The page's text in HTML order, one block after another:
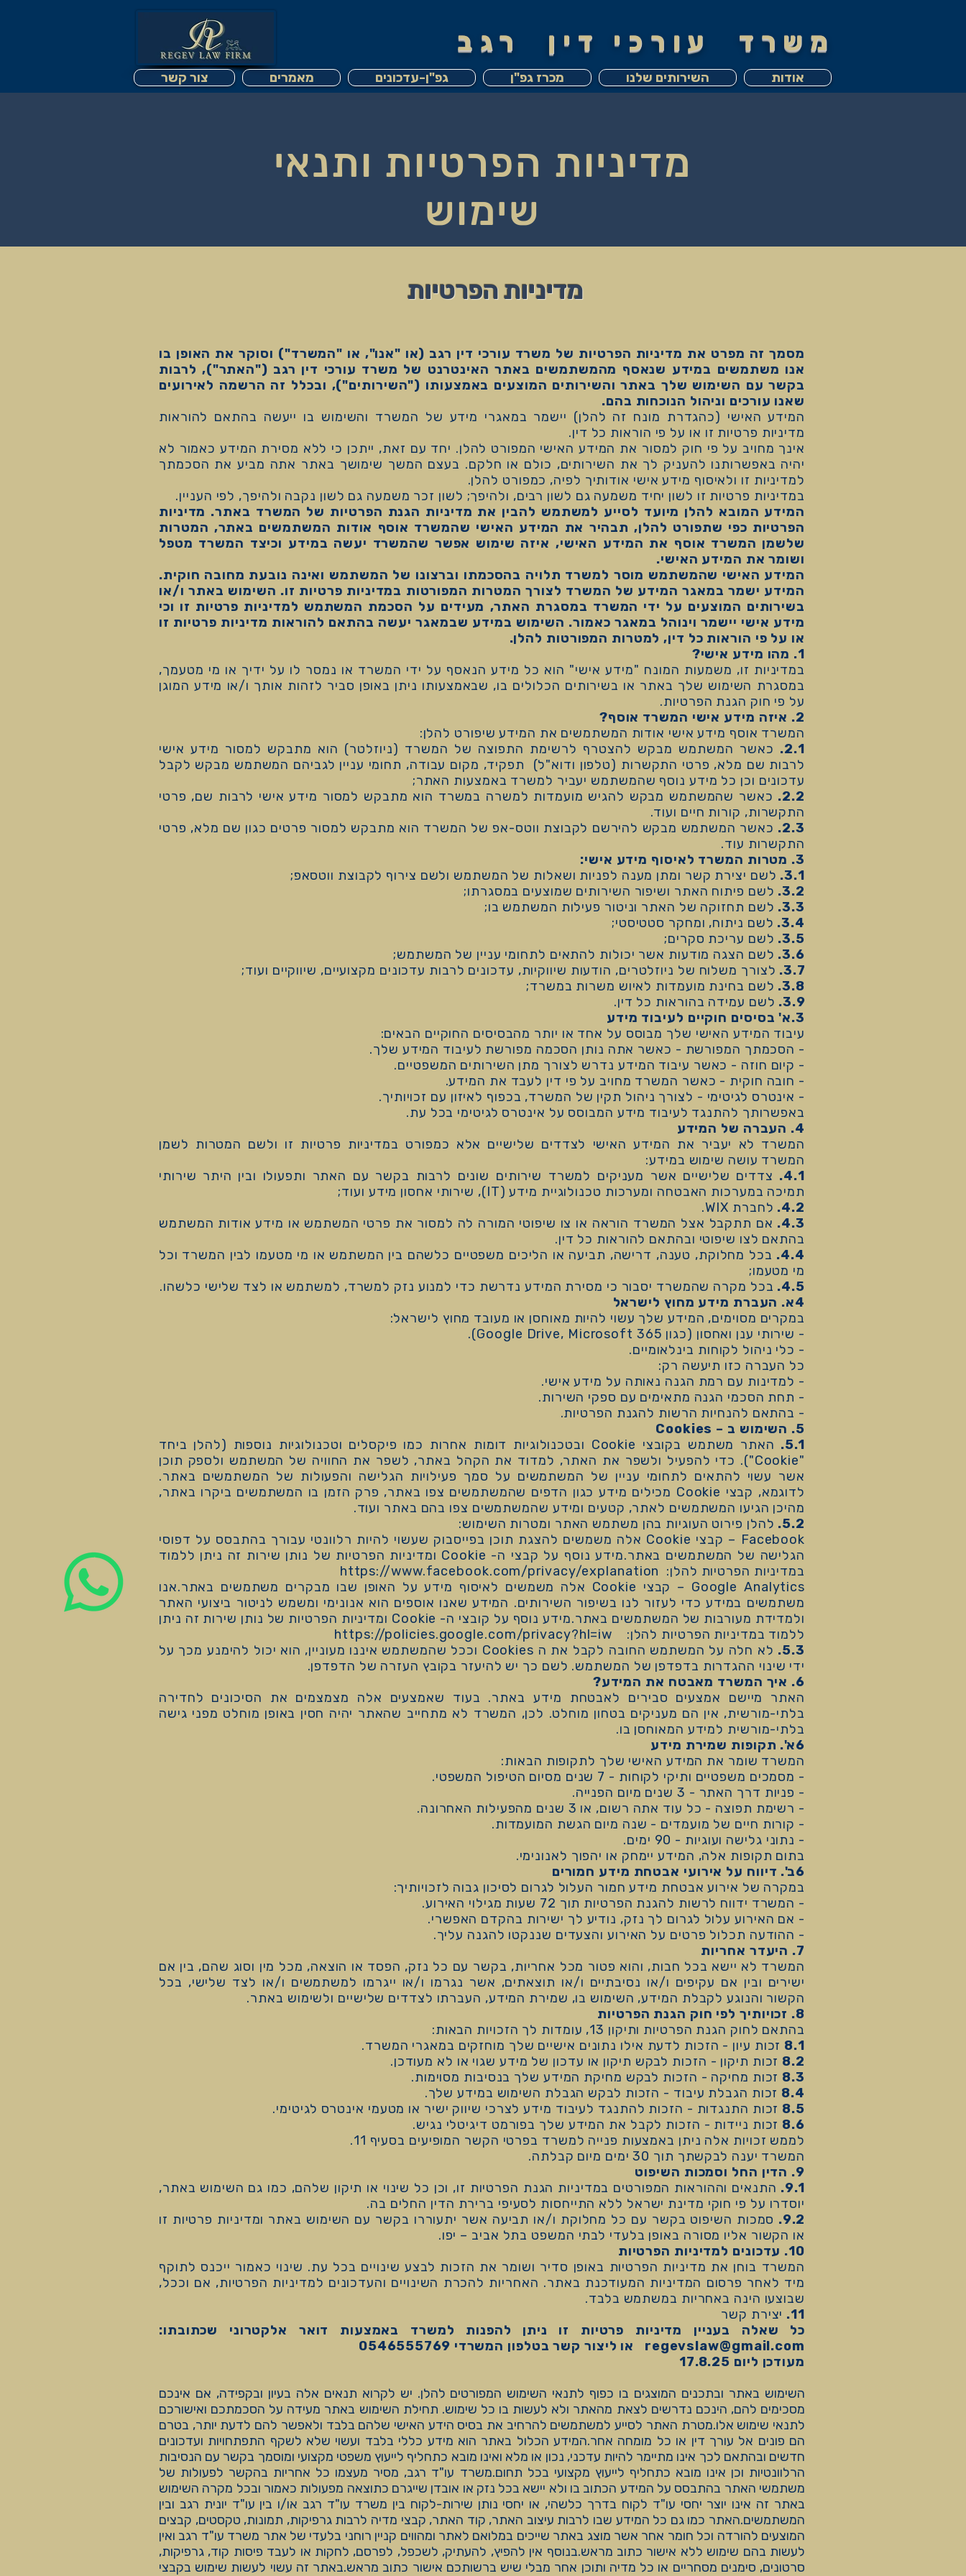
משרד עורכי דין רגב
אודות השירותים שלנו מכרז גפ"ן גפ"ן-עדכונים מאמרים צור קשר
מדיניות הפרטיות ותנאי
שימוש
מדיניות הפרטיות
מסמך זה מפרט את מדיניות הפרטיות של משרד עורכי דין רגב (או "אנו", או "המשרד") וסוקר את האופן בו
אנו משתמשים במידע שנאסף מהמשתמשים באתר האינטרנט של משרד עורכי דין רגב ("האתר"), לרבות
בקשר עם השימוש שלך באתר והשירותים המוצעים באמצעותו ("השירותים"), ובכלל זה הרשמה לאירועים
שאנו עורכים וניהול הנוכחות בהם.
המידע האישי (כהגדרת מונח זה להלן) יישמר במאגרי מידע של המשרד והשימוש בו ייעשה בהתאם להוראות
מדיניות פרטיות זו או על פי הוראות כל דין.
אינך מחויב על פי חוק למסור את המידע האישי המפורט להלן. יחד עם זאת, ייתכן כי ללא מסירת המידע כאמור לא
יהיה באפשרותנו להעניק לך את השירותים, כולם או חלקם. בעצם המשך שימושך באתר אתה מביע את הסכמתך
למדיניות זו ולאיסוף מידע אישי אודותיך לפיה, כמפורט להלן.
במדיניות פרטיות זו לשון יחיד משמעה גם לשון רבים, ולהיפך; לשון זכר משמעה גם לשון נקבה ולהיפך, לפי העניין.
המידע המובא להלן מיועד לסייע למשתמש להבין את מדיניות הגנת הפרטיות של המשרד באתר. מדיניות
הפרטיות כפי שתפורט להלן, תבהיר את המידע האישי שהמשרד אוסף אודות המשתמשים באתר, המטרות
שלשמן המשרד אוסף את המידע האישי, איזה שימוש אפשר שהמשרד יעשה במידע וכיצד המשרד מטפל
ושומר את המידע האישי.
המידע האישי שהמשתמש מוסר למשרד תלויה בהסכמתו וברצונו של המשתמש ואינה נובעת מחובה חוקית.
המידע ישמר במאגר המידע של המשרד לצורך המטרות המפורטות במדיניות פרטיות זו. השימוש באתר ו/או
בשירותים המוצעים על ידי המשרד במסגרת האתר, מעידים על הסכמת המשתמש למדיניות פרטיות זו וכי
מידע אישי יישמר וינוהל במאגר כאמור. השימוש במידע שבמאגר יעשה בהתאם להוראות מדיניות פרטיות זו
או על פי הוראות כל דין, למטרות המפורטות להלן.
1. מהו מידע אישי?
במדיניות זו, משמעות המונח "מידע אישי" הוא כל מידע הנאסף על ידי המשרד או נמסר לו על ידיך או מי מטעמך,
במסגרת השימוש שלך באתר או בשירותים הכלולים בו, שבאמצעותו ניתן באופן סביר לזהות אותך ו/או מידע המוגן
על פי חוק הגנת הפרטיות.
2. איזה מידע אישי המשרד אוסף?
המשרד אוסף מידע אישי אודות המשתמשים את המידע שיפורט להלן:
2.1.
כאשר המשתמש מבקש להצטרף לרשימת התפוצה של המשרד (ניוזלטר) הוא מתבקש למסור מידע אישי
לרבות שם מלא, פרטי התקשרות (טלפון ודוא"ל) תפקיד, מקום עבודה, תחומי עניין לגביהם המשתמש מבקש לקבל
עדכונים וכן כל מידע נוסף שהמשתמש יעביר למשרד באמצעות האתר;
2.2.
כאשר שהמשתמש מבקש להגיש מועמדות למשרה במשרד הוא מתבקש למסור מידע אישי לרבות שם, פרטי
התקשרות, קורות חיים ועוד.
2.3.
כאשר המשתמש מבקש להירשם לקבוצת ווטס-אפ של המשרד הוא מתבקש למסור פרטים כגון שם מלא, פרטי
התקשרות עוד.
3. מטרות המשרד לאיסוף מידע אישי:
3.1. לשם יצירת קשר ומתן מענה לפניות ושאלות של המשתמש ולשם צירוף לקבוצת ווטסאפ;
3.2. לשם פיתוח האתר ושיפור השירותים שמוצעים במסגרתו;
3.3. לשם תחזוקה של האתר וניטור פעילות המשתמש בו;
3.4. לשם ניתוח, ומחקר סטטיסטי;
3.5. לשם עריכת סקרים;
3.6. לשם הצגה מודעות אשר יכולות להתאים לתחומי עניין של המשתמש;
3.7. לצורך משלוח של ניוזלטרים, הודעות שיווקיות, עדכונים לרבות עדכונים מקצועיים, שיווקיים ועוד;
3.8. לשם בחינת מועמדות לאיוש משרות במשרד;
3.9. לשם עמידה בהוראות כל דין.
3.א' בסיסים חוקיים לעיבוד מידע
עיבוד המידע האישי שלך מבוסס על אחד או יותר מהבסיסים החוקיים הבאים:
- הסכמתך המפורשת - כאשר אתה נותן הסכמה מפורשת לעיבוד המידע שלך.
- קיום חוזה - כאשר עיבוד המידע נדרש לצורך מתן השירותים המשפטיים.
- חובה חוקית - כאשר המשרד מחויב על פי דין לעבד את המידע.
- אינטרס לגיטימי - לצורך ניהול תקין של המשרד, בכפוף לאיזון עם זכויותיך.
באפשרותך להתנגד לעיבוד מידע המבוסס על אינטרס לגיטימי בכל עת.
4. העברה של המידע
המשרד לא יעביר את המידע האישי לצדדים שלישיים אלא כמפורט במדיניות פרטיות זו ולשם המטרות לשמן
המשרד עושה שימוש במידע:
4.1.
צדדים שלישיים אשר מעניקים למשרד שירותים שונים לרבות בקשר עם האתר ותפעולו ובין היתר שירותי
תמיכה במערכות האבטחה ומערכות טכנולוגיית מידע (IT), שירותי אחסון מידע ועוד;
4.2. לחברת WIX.
4.3.
אם תתקבל אצל המשרד הוראה או צו שיפוטי המורה לה למסור את פרטי המשתמש או מידע אודות המשתמש
בהתאם לצו שיפוטי ובהתאם להוראות כל דין.
4.4.
בכל מחלוקת, טענה, דרישה, תביעה או הליכים משפטיים כלשהם בין המשתמש או מי מטעמו לבין המשרד וכל
מי מטעמו;
4.5. בכל מקרה שהמשרד יסבור כי מסירת המידע נדרשת כדי למנוע נזק למשרד, למשתמש או לצד שלישי כלשהו.
4א. העברת מידע מחוץ לישראל
במקרים מסוימים, המידע שלך עשוי להיות מאוחסן או מעובד מחוץ לישראל:
- שירותי ענן ואחסון (כגון Google Drive, Microsoft 365).
- כלי ניהול לקוחות בינלאומיים.
כל העברה כזו תיעשה רק:
- למדינות עם רמת הגנה נאותה על מידע אישי.
- תחת הסכמי הגנה מתאימים עם ספקי השירות.
- בהתאם להנחיות הרשות להגנת הפרטיות.
5. השימוש ב – Cookies
5.1.
האתר משתמש בקובצי Cookie ובטכנולוגיות דומות אחרות כמו פיקסלים וטכנולוגיות נוספות (להלן ביחד
"Cookie"). כדי להפעיל ולשפר את האתר, למדוד את הקהל באתר, לשפר את החוויה של המשתמש ולספק תוכן
אשר עשוי להתאים לתחומי עניין של המשתמשים על סמך פעילויות הגלישה והפעולות של המשתמשים באתר.
לדוגמא, קבצי Cookie מכילים מידע כגון הדפים שהמשתמשים צפו באתר, פרק הזמן בו המשתמשים ביקרו באתר,
מהיכן הגיעו המשתמשים לאתר, קטעים ומידע שהמשתמשים צפו בהם באתר ועוד.
5.2. להלן פירוט העוגיות בהן משתמש האתר ומטרות השימוש:
Facebook – קבצי Cookie אלה משמשים להצגת תוכן בפייסבוק שעשוי להיות רלוונטי עבורך בהתבסס על דפוסי
הגלישה של המשתמשים באתר.מידע נוסף על קבצי ה- Cookie ומדיניות הפרטיות של נותן שירות זה ניתן ללמוד
במדיניות הפרטיות להלן: https://www.facebook.com/privacy/explanation
Google Analytics – קבצי Cookie אלה משמשים לאיסוף מידע על האופן שבו מבקרים משתמשים באתר.אנו
משתמשים במידע כדי לעזור לנו בשיפור השירותים. המידע שאנו אוספים הוא אנונימי ומשמש לניטור ביצועי האתר
ולמדידת מעורבות של המשתמשים באתר.מידע נוסף על קובצי ה- Cookie ומדיניות הפרטיות של נותן שירות זה ניתן
ללמוד במדיניות הפרטיות להלן: https://policies.google.com/privacy?hl=iw
5.3.
לא חלה על המשתמש החובה לקבל את ה Cookies וככל שהמשתמש איננו מעוניין, הוא יכול להימנע מכך על
ידי שינוי ההגדרות בדפדפן של המשתמש. לשם כך יש להיעזר בקובץ העזרה של הדפדפן.
6. איך המשרד מאבטח את המידע?
האתר מיישם אמצעים סבירים לאבטחת מידע באתר. בעוד שאמצעים אלה מצמצמים את הסיכונים לחדירה
בלתי-מורשית, אין הם מעניקים בטחון מוחלט. לכן, המשרד לא מתחייב שהאתר יהיה חסין באופן מוחלט מפני גישה
בלתי-מורשית למידע המאוחסן בו.
6א'. תקופות שמירת מידע
המשרד שומר את המידע האישי שלך לתקופות הבאות:
- מסמכים משפטיים ותיקי לקוחות - 7 שנים מסיום הטיפול המשפטי.
- פניות דרך האתר - 3 שנים מיום הפנייה.
- רשימת תפוצה - כל עוד אתה רשום, או 3 שנים מהפעילות האחרונה.
- קורות חיים של מועמדים - שנה מיום הגשת המועמדות.
- נתוני גלישה ועוגיות - 90 ימים.
בתום תקופות אלה, המידע יימחק או יהפוך לאנונימי.
6ב'. דיווח על אירועי אבטחת מידע חמורים
במקרה של אירוע אבטחת מידע חמור העלול לגרום לסיכון גבוה לזכויותיך:
- המשרד ידווח לרשות להגנת הפרטיות תוך 72 שעות מגילוי האירוע.
- אם האירוע עלול לגרום לך נזק, נודיע לך ישירות בהקדם האפשרי.
- ההודעה תכלול פרטים על האירוע והצעדים שננקטו להגנה עליך.
7. היעדר אחריות
המשרד לא יישא בכל חבות, והוא פטור מכל אחריות, בקשר עם כל נזק, הפסד או הוצאה, מכל מין וסוג שהם, בין אם
ישירים ובין אם עקיפים ו/או נסיבתיים ו/או תוצאתים, אשר נגרמו ו/או ייגרמו למשתמשים ו/או לצד שלישי, בכל
הקשור והנוגע לקבלת המידע, השימוש בו, שמירת המידע, העברתו לצדדים שלישיים ולשימוש באתר.
8. זכויותיך לפי חוק הגנת הפרטיות
בהתאם לחוק הגנת הפרטיות ותיקון 13, עומדות לך הזכויות הבאות:
8.1 זכות עיון - הזכות לדעת אילו נתונים אישיים שלך מוחזקים במאגרי המשרד.
8.2 זכות תיקון - הזכות לבקש תיקון או עדכון של מידע שגוי או לא מעודכן.
8.3 זכות מחיקה - הזכות לבקש מחיקת המידע שלך בנסיבות מסוימות.
8.4 זכות הגבלת עיבוד - הזכות לבקש הגבלת השימוש במידע שלך.
8.5 זכות התנגדות - הזכות להתנגד לעיבוד מידע לצרכי שיווק ישיר או מטעמי אינטרס לגיטימי.
8.6 זכות ניידות - הזכות לקבל את המידע שלך בפורמט דיגיטלי נגיש.
לממש זכויות אלה ניתן באמצעות פנייה למשרד בפרטי הקשר המופיעים בסעיף 11.
המשרד יענה לבקשתך תוך 30 ימים מיום קבלתה.
9. הדין החל וסמכות השיפוט
9.1.
התנאים וההוראות המפורטים במדיניות הגנת הפרטיות זו, וכן כל שינוי או תיקון שלהם, כמו גם השימוש באתר,
יוסדרו על פי חוקי מדינת ישראל ללא התייחסות לסעיפי ברירת הדין החלים בה.
9.2.
סמכות השיפוט בקשר עם כל מחלוקת ו/או תביעה אשר יתעוררו בקשר עם השימוש באתר ומדיניות פרטיות זו
או הקשור אליו מסורה באופן בלעדי לבתי המשפט בתל אביב – יפו.
10. עדכונים למדיניות הפרטיות
המשרד בוחן את מדיניות הפרטיות באופן סדיר ושומר את הזכות לבצע שינויים בכל עת. שינוי כאמור ייכנס לתוקף
מיד לאחר פרסום המדיניות המעודכנת באתר. האחריות להכרת השינויים והעדכונים למדיניות הפרטיות, אם וככל,
שבוצעו הינה באחריות במשתמש בלבד.
11.
יצירת קשר
כל שאלה בעניין מדיניות פרטיות זו ניתן להפנות למשרד באמצעות דואר אלקטרוני שכתובתו:
regevslaw@gmail.com או ליצור קשר בטלפון המשרדי 0546555769
מעודכן ליום 17.8.25
השימוש באתר ובתכנים המוצגים בו כפוף לתנאי השימוש המפורטים להלן. יש לקרוא תנאים אלה בעיון ובקפידה, אם אינכם
מסכימים להם, הינכם נדרשים לצאת מהאתר ולא לעשות בו כל שימוש. תחילת השימוש באתר מעידה על הסכמתכם ואישורכם
לתנאי שימוש אלו.מטרת האתר לסייע למשתמשים להרחיב את בסיס הידע האישי שלהם בלבד ולאפשר להם לדעת יותר, בטרם
הם פונים אל עורך דין או כל מומחה אחר.המידע הכלול באתר הוא מידע כללי בלבד ועשוי שלא לשקף התפתחויות ועדכונים
חדשים ובהתאם לכך אינו מתיימר להיות עדכני, נכון או מלא ואינו מובא כתחליף לייעוץ משפטי מקצועי ומוסמך בקשר עם הנסיבות
הרלוונטיות וכן אינו מובא כתחליף לייעוץ מקצועי בכל תחום.משרד עו"ד רגב, מסיר מעצמו כל אחריות בהקשר לפעולות של
משתמשי האתר בהתבסס על המידע הכתוב בו ולא יישא בכל נזק או אובדן שייגרם כתוצאה מפעולות כאמור ובכל מקרה השימוש
באתר זה אינו יוצר יחסי עו"ד לקוח בדרך כלשהי, או יחסי נותן שירות-לקוח בין משרד עו"ד רגב או/ו בין עו"ד יונית רגב ובין
המשתמשים.האתר כמו גם כל המידע שבו לרבות עיצוב האתר, קוד האתר, קבצי מדיה לרבות גרפיקות, תמונות, טקסטים, קבצים
המוצעים להורדה וכל חומר אחר אשר מוצג באתר שייכים במלואם לאתר ומהווים קניין רוחני בלעדי של אתר משרד עו"ד רגב ואין
לעשות בהם שימוש ללא אישור כתוב מראש.בנוסף אין להפיץ, להעתיק, לשכפל, לפרסם, לחקות או לעבד פיסות קוד, גרפיקות,
סרטונים, סימנים מסחריים או כל מדיה ותוכן אחר מבלי שיש ברשותכם אישור כתוב מראש.באתר זה עשוי לעשות שימוש בקבצי